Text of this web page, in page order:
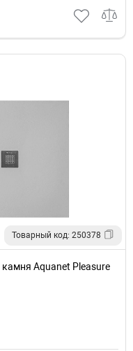
Товарный код: 250378
Aquanet Pleasure